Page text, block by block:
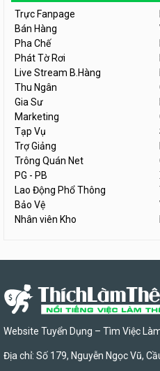
Trực Fanpage
Bán Hàng
Pha Chế
Phát Tờ Rơi
Live Stream B.Hàng
Thu Ngân
Gia Sư
Marketing
Tạp Vụ
Trợ Giảng
Trông Quán Net
PG - PB
Lao Động Phổ Thông
Bảo Vệ
Nhân viên Kho
Website Tuyển Dụng – Tìm Việc
Địa chỉ: Số 179, Nguyễn Ngọc Vũ,